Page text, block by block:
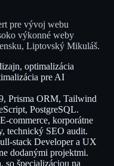
pre vývoj webu
výkonné weby
Liptovský Mikuláš.
optimalizácia
pre AI
Prisma ORM, Tailwind
PostgreSQL.
commerce, korporátne
technický SEO audit.
stack Developer a UX
dodanými projektmi.
so špecializáciou na